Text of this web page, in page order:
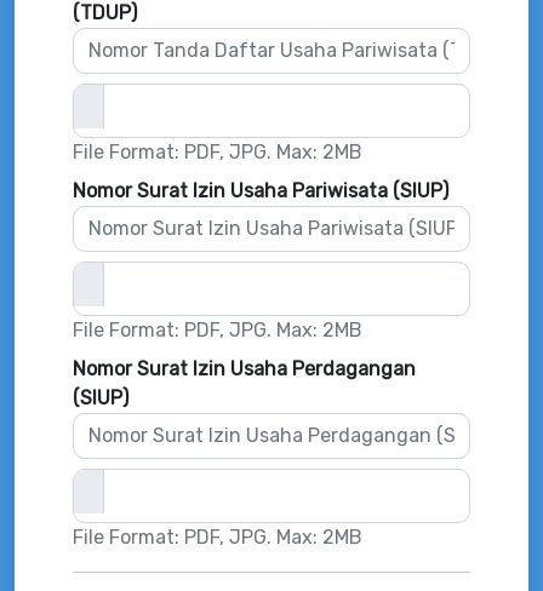
(TDUP)
File Format: PDF, JPG. Max: 2MB
Nomor Surat Izin Usaha Pariwisata (SIUP)
File Format: PDF, JPG. Max: 2MB
Nomor Surat Izin Usaha Perdagangan
(SIUP)
File Format: PDF, JPG. Max: 2MB